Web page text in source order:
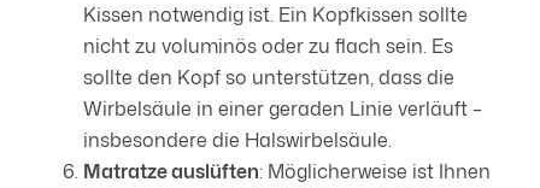
Kissen notwendig ist. Ein Kopfkissen sollte
nicht zu voluminös oder zu flach sein. Es
sollte den Kopf so unterstützen, dass die
Wirbelsäule in einer geraden Linie verläuft –
insbesondere die Halswirbelsäule.
Matratze auslüften: Möglicherweise ist Ihnen